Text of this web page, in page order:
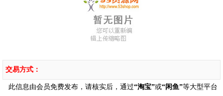
交易方式：
此信息由会员免费发布，请核实后，通过“淘宝”或“闲鱼”等大型平台